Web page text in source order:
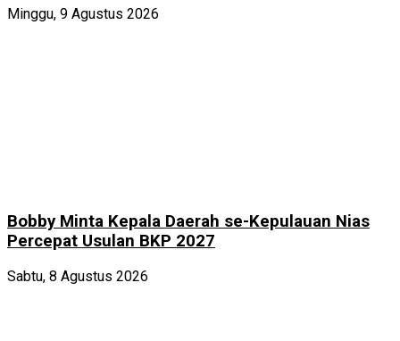
Minggu, 9 Agustus 2026
Bobby Minta Kepala Daerah se-Kepulauan Nias
Percepat Usulan BKP 2027
Sabtu, 8 Agustus 2026